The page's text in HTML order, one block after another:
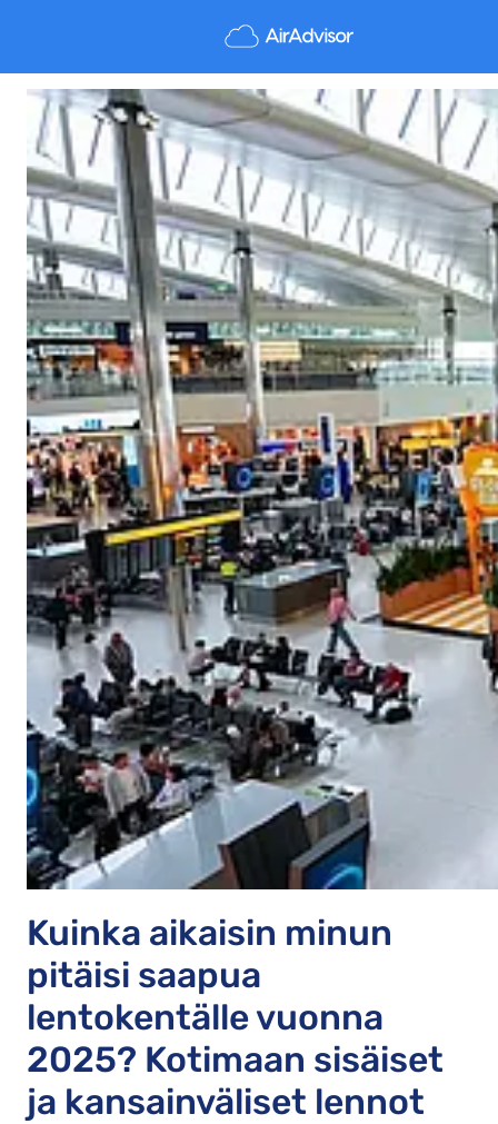
Kuinka aikaisin minun
pitäisi saapua
lentokentälle vuonna
2025? Kotimaan sisäiset
ja kansainväliset lennot